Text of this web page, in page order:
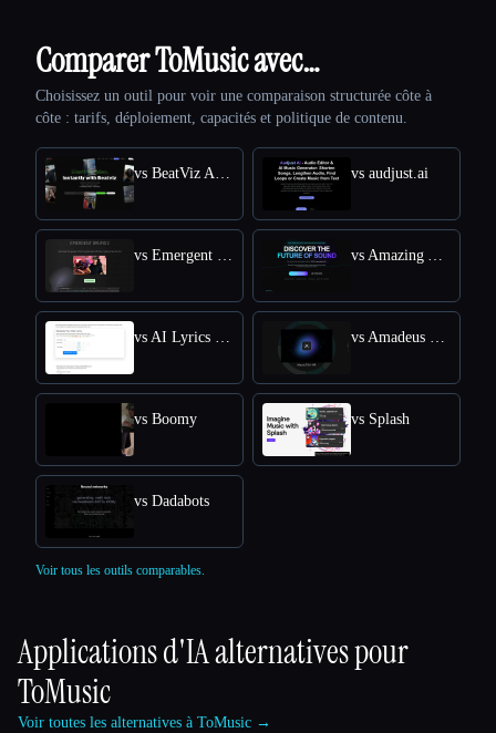
Comparer ToMusic avec…
Choisissez un outil pour voir une comparaison structurée côte à
côte : tarifs, déploiement, capacités et politique de contenu.
vs BeatViz Ai Music Video Generator vs audjust.ai
vs Emergent Drums vs Amazing AI Radio
vs AI Lyrics Generator vs Amadeus Code
vs Boomy vs Splash
vs Dadabots
Voir tous les outils comparables.
Applications d'IA alternatives pour
ToMusic
Voir toutes les alternatives à ToMusic →